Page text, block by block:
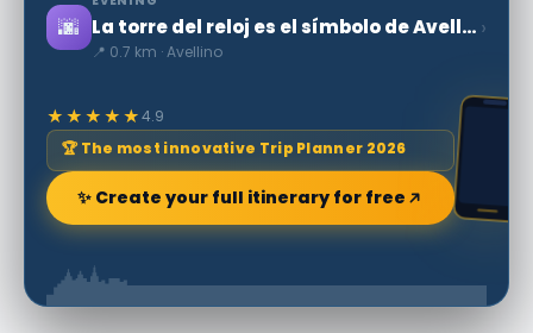
🌆 La torre del reloj es el símbolo de Avellino...
📍 0.7 km · Avellino
›
★★★★★4.9
🏆 The most innovative Trip Planner 2026
✨ Create your full itinerary for free